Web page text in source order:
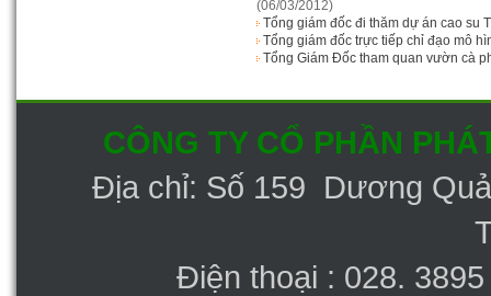
(06/03/2012)
Tổng giám đốc đi thăm dự án cao su
Tổng giám đốc trực tiếp chỉ đạo mô
Tổng Giám Đốc tham quan vườn cà
CÔNG TY CỔ PHẦN
Địa chỉ: Số 159 Dương
Điện thoại : 028.